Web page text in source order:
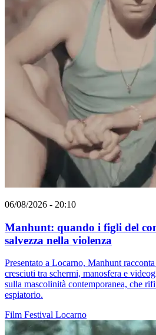
06/08/2026 - 20:10
Manhunt: quando i figli del
salvezza nella violenza
Presentato a Locarno, Manhunt
cresciuti tra schermi, manosfera e
sulla mascolinità contemporanea, che
espiatorio.
Film Festival Locarno